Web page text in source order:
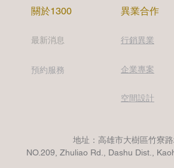
​關於1300
​最新消息
預約服務
​異業合作
行銷異業
企業專案
空間設計
地址：高雄市大樹區竹寮
NO.209, Zhuliao Rd., Dashu Dist.,